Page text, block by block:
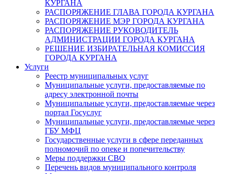
КУРГАНА
РАСПОРЯЖЕНИЕ ГЛАВА ГОРОДА КУРГАНА
РАСПОРЯЖЕНИЕ МЭР ГОРОДА КУРГАНА
РАСПОРЯЖЕНИЕ РУКОВОДИТЕЛЬ
АДМИНИСТРАЦИИ ГОРОДА КУРГАНА
РЕШЕНИЕ ИЗБИРАТЕЛЬНАЯ КОМИССИЯ
ГОРОДА КУРГАНА
Услуги
Реестр муниципальных услуг
Муниципальные услуги, предоставляемые по
адресу электронной почты
Муниципальные услуги, предоставляемые через
портал Госуслуг
Муниципальные услуги, предоставляемые через
ГБУ МФЦ
Государственные услуги в сфере переданных
полномочий по опеке и попечительству
Меры поддержки СВО
Перечень видов муниципального контроля